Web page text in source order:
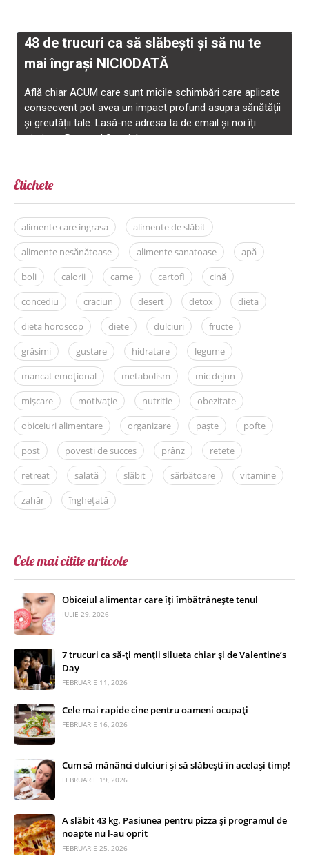
Etichete
alimente care ingrasa
alimente de slăbit
alimente nesănătoase
alimente sanatoase
apă
boli
calorii carne cartofi
cină
concediu
craciun desert detox
dieta
dieta horoscop
diete dulciuri
fructe
grăsimi
gustare hidratare
legume
mancat emoțional
metabolism
mic dejun
mișcare
motivație nutritie
obezitate
obiceiuri alimentare
organizare paște
pofte
post
povesti de succes prânz
retete
retreat
salată slăbit sărbătoare
vitamine
zahăr
înghețată
Cele mai citite articole
Obiceiul alimentar care îți îmbătrânește tenul
IULIE 29, 2026
7 trucuri ca să-ți menții silueta chiar și de Valentine’s
Day
FEBRUARIE 11, 2026
Cele mai rapide cine pentru oameni ocupați
FEBRUARIE 16, 2026
Cum să mănânci dulciuri și să slăbești în același timp!
FEBRUARIE 19, 2026
A slăbit 43 kg. Pasiunea pentru pizza și programul de
noapte nu l-au oprit
FEBRUARIE 25, 2026